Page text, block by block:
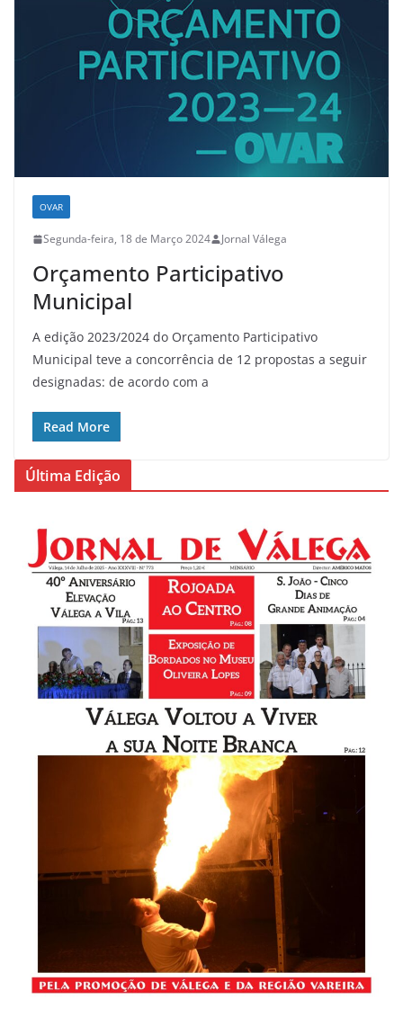
OVAR
Segunda-feira, 18 de Março 2024 Jornal Válega
Orçamento Participativo
Municipal
A edição 2023/2024 do Orçamento Participativo
Municipal teve a concorrência de 12 propostas a seguir
designadas: de acordo com a
Read More
Última Edição